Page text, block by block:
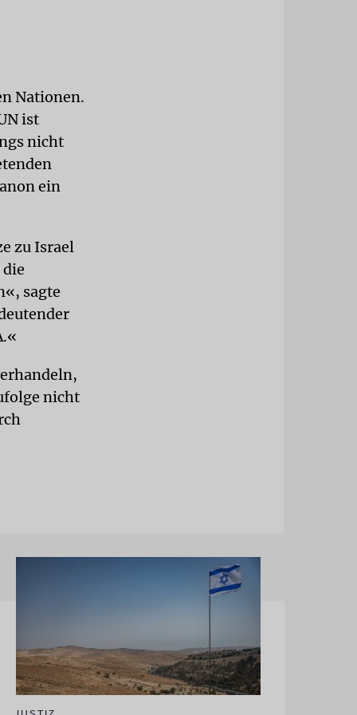
Nationen.
ist
nicht
ein
zu Israel
sagte
nicht